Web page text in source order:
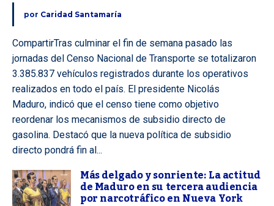
por Caridad Santamaría
CompartirTras culminar el fin de semana pasado las
jornadas del Censo Nacional de Transporte se totalizaron
3.385.837 vehículos registrados durante los operativos
realizados en todo el país. El presidente Nicolás
Maduro, indicó que el censo tiene como objetivo
reordenar los mecanismos de subsidio directo de
gasolina. Destacó que la nueva política de subsidio
directo pondrá fin al...
Más delgado y sonriente: La actitud
de Maduro en su tercera audiencia
por narcotráfico en Nueva York